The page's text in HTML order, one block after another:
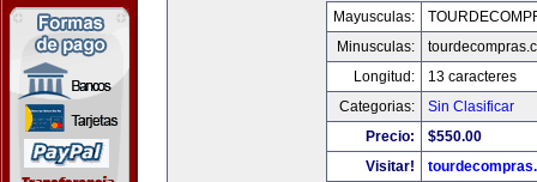
Mayusculas:
Minusculas:
Longitud:
13 caracteres
Categorias:
Sin Clasificar
Precio:
$550.00
Visitar!